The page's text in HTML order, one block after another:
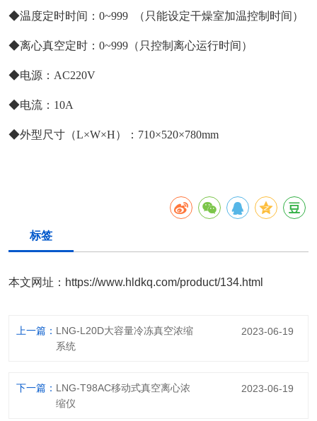
◆温度定时时间：0~999 （只能设定干燥室加温控制时间）
◆离心真空定时：0~999（只控制离心运行时间）
◆电源：AC220V
◆电流：10A
◆外型尺寸（L×W×H）：710×520×780mm
标签
本文网址： https://www.hldkq.com/product/134.html
上一篇： LNG-L20D大容量冷冻真空浓缩
系统
2023-06-19
下一篇： LNG-T98AC移动式真空离心浓
缩仪
2023-06-19